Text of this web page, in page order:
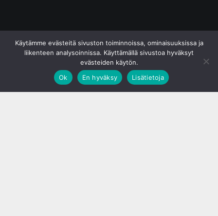
Käytämme evästeitä sivuston toiminnoissa, ominaisuuksissa ja
liikenteen analysoinnissa. Käyttämällä sivustoa hyväksyt
evästeiden käytön.
Ok
En hyväksy Lisätietoja